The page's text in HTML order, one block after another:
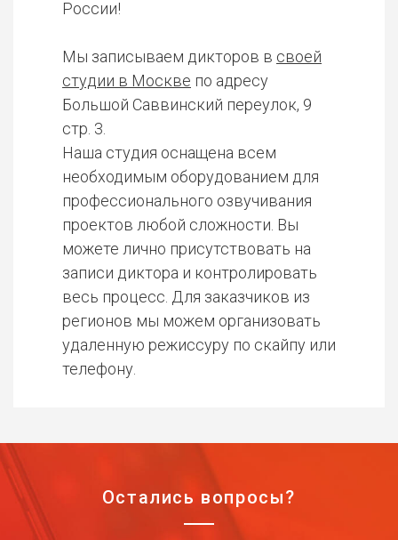
России!
Мы записываем дикторов в своей
студии в Москве по адресу
Большой Саввинский переулок, 9
стр. 3.
Наша студия оснащена всем
необходимым оборудованием для
профессионального озвучивания
проектов любой сложности. Вы
можете лично присутствовать на
записи диктора и контролировать
весь процесс. Для заказчиков из
регионов мы можем организовать
удаленную режиссуру по скайпу или
телефону.
Остались вопросы?